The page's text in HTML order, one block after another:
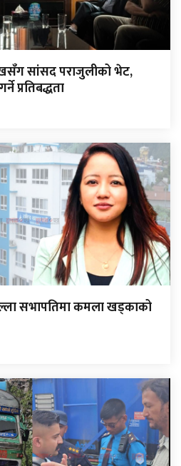
सांसद पराजुलीको भेट,
प्रतिबद्धता
सभापतिमा कमला खड्काको